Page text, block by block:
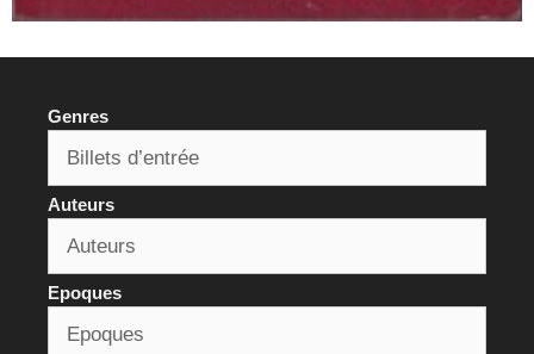
Genres
Auteurs
Epoques